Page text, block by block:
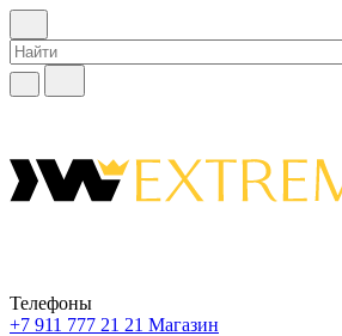
Телефоны
+7 911 777 21 21 Магазин